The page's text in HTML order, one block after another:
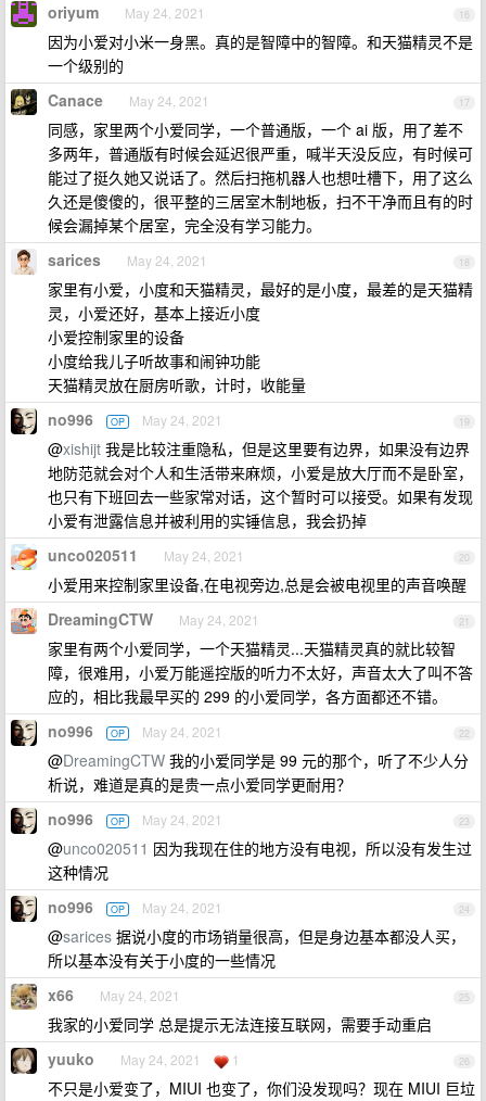
16
oriyum May 24, 2021
因为小爱对小米一身黑。真的是智障中的智障。和天猫精灵不是
一个级别的
17
Canace May 24, 2021
同感，家里两个小爱同学，一个普通版，一个 ai 版，用了差不
多两年，普通版有时候会延迟很严重，喊半天没反应，有时候可
能过了挺久她又说话了。然后扫拖机器人也想吐槽下，用了这么
久还是傻傻的，很平整的三居室木制地板，扫不干净而且有的时
候会漏掉某个居室，完全没有学习能力。
18
sarices May 24, 2021
家里有小爱，小度和天猫精灵，最好的是小度，最差的是天猫精
灵，小爱还好，基本上接近小度
小爱控制家里的设备
小度给我儿子听故事和闹钟功能
天猫精灵放在厨房听歌，计时，收能量
19
no996 OP May 24, 2021
@xishijt 我是比较注重隐私，但是这里要有边界，如果没有边界
地防范就会对个人和生活带来麻烦，小爱是放大厅而不是卧室，
也只有下班回去一些家常对话，这个暂时可以接受。如果有发现
小爱有泄露信息并被利用的实锤信息，我会扔掉
20
unco020511 May 24, 2021
小爱用来控制家里设备,在电视旁边,总是会被电视里的声音唤醒
21
DreamingCTW May 24, 2021
家里有两个小爱同学，一个天猫精灵...天猫精灵真的就比较智
障，很难用，小爱万能遥控版的听力不太好，声音太大了叫不答
应的，相比我最早买的 299 的小爱同学，各方面都还不错。
22
no996 OP May 24, 2021
@DreamingCTW 我的小爱同学是 99 元的那个，听了不少人分
析说，难道是真的是贵一点小爱同学更耐用？
23
no996 OP May 24, 2021
@unco020511 因为我现在住的地方没有电视，所以没有发生过
这种情况
24
no996 OP May 24, 2021
@sarices 据说小度的市场销量很高，但是身边基本都没人买，
所以基本没有关于小度的一些情况
25
x66 May 24, 2021
我家的小爱同学 总是提示无法连接互联网，需要手动重启
26
yuuko May 24, 2021 1
不只是小爱变了，MIUI 也变了，你们没发现吗？现在 MIUI 巨垃